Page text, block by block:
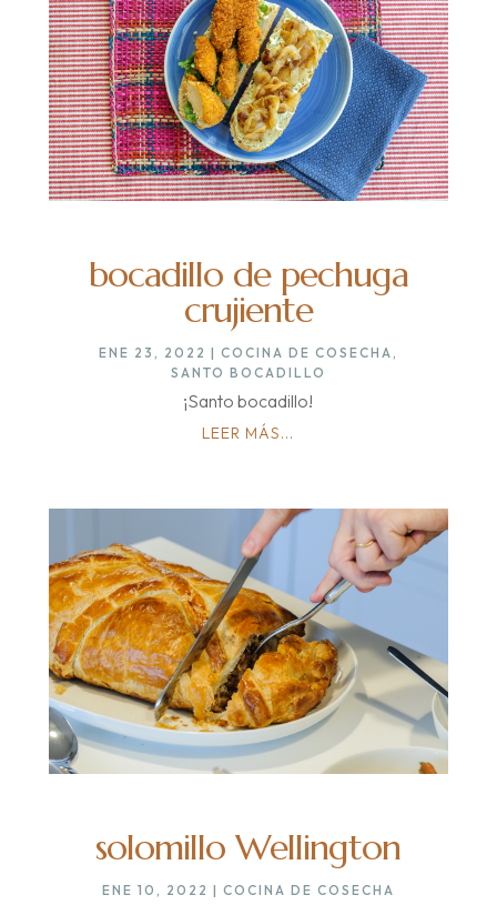
bocadillo de pechuga
crujiente
ENE 23, 2022 | COCINA DE COSECHA
SANTO BOCADILLO
¡Santo bocadillo!
LEER MÁS...
solomillo Wellington
ENE 10, 2022 | COCINA DE COSECHA